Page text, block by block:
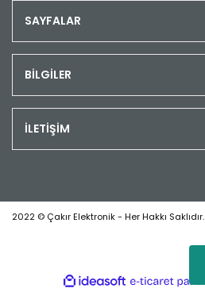
SAYFALAR
BİLGİLER
İLETİŞİM
2022 © Çakır Elektronik - Her Hakkı Saklıdır.
ideasoft